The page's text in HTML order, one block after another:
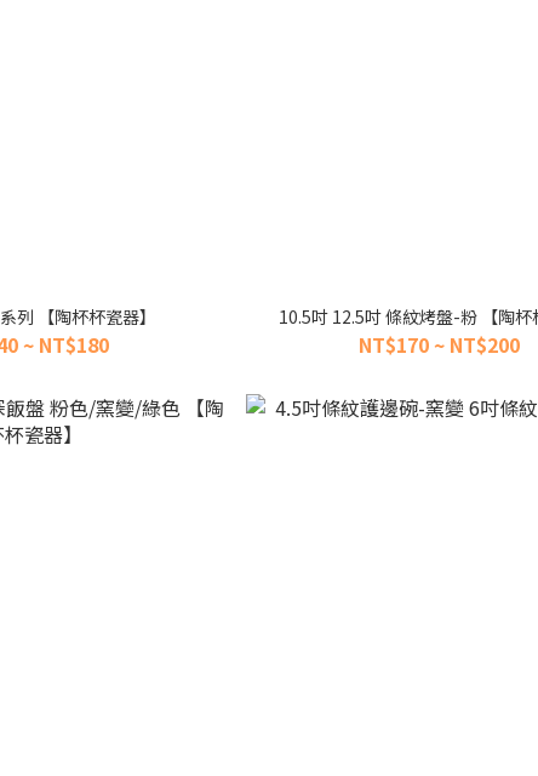
列 【陶杯杯瓷器】
~ NT$180
10.5吋 12.5吋 條紋烤盤-粉 【陶杯
NT$170 ~ NT$200